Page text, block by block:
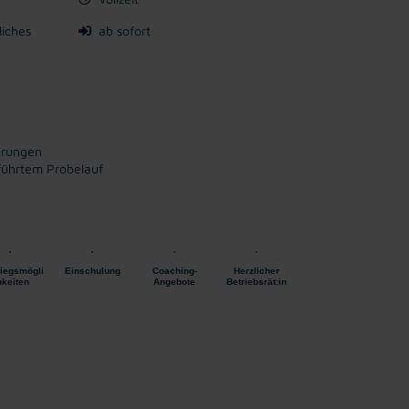
ab sofort
Probelauf
Einschulung
Coaching-
Angebote
Herzlicher
Betriebsrät:in